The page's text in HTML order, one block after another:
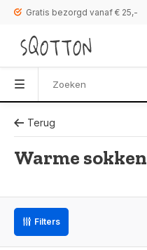
Gratis bezorgd vanaf € 25,-
Terug
Warme sokken
Filters